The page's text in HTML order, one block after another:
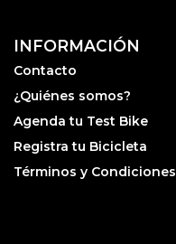
INFORMACIÓN
Contacto
¿Quiénes somos?
Agenda tu Test Bike
Registra tu Bicicleta
Términos y Condiciones